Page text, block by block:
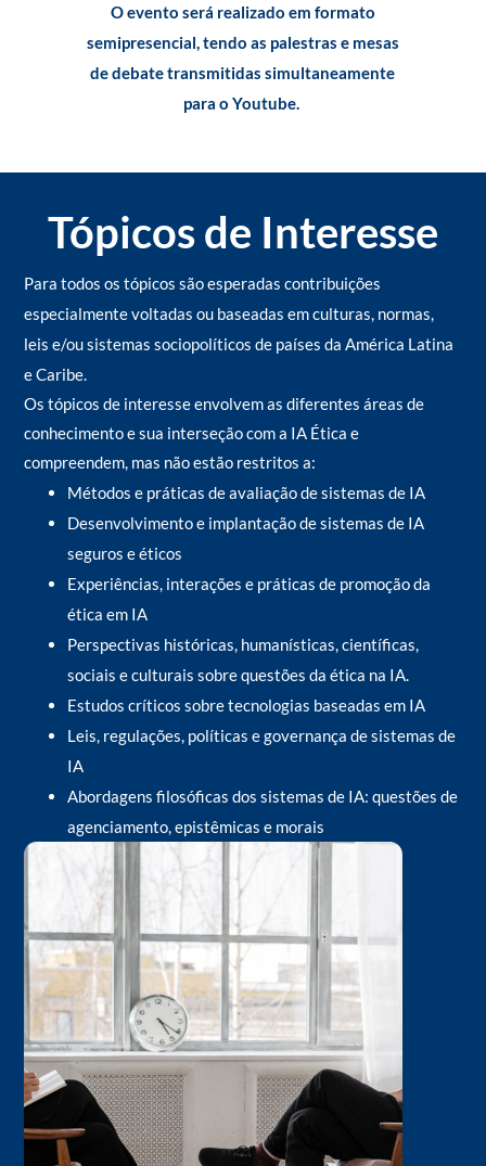
O evento será realizado em formato
semipresencial, tendo as palestras e mesas
de debate transmitidas simultaneamente
para o Youtube.
Tópicos de Interesse
Para todos os tópicos são esperadas contribuições
especialmente voltadas ou baseadas em culturas, normas,
leis e/ou sistemas sociopolíticos de países da América Latina
e Caribe.
Os tópicos de interesse envolvem as diferentes áreas de
conhecimento e sua interseção com a IA Ética e
compreendem, mas não estão restritos a:
Métodos e práticas de avaliação de sistemas de IA
Desenvolvimento e implantação de sistemas de IA
seguros e éticos
Experiências, interações e práticas de promoção da
ética em IA
Perspectivas históricas, humanísticas, científicas,
sociais e culturais sobre questões da ética na IA.
Estudos críticos sobre tecnologias baseadas em IA
Leis, regulações, políticas e governança de sistemas de
IA
Abordagens filosóficas dos sistemas de IA: questões de
agenciamento, epistêmicas e morais